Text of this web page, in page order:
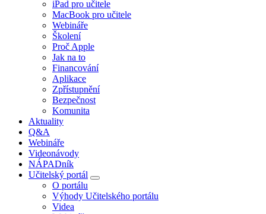
iPad pro učitele
MacBook pro učitele
Webináře
Školení
Proč Apple
Jak na to
Financování
Aplikace
Zpřístupnění
Bezpečnost
Komunita
Aktuality
Q&A
Webináře
Videonávody
NÁPADník
Učitelský portál
O portálu
Výhody Učitelského portálu
Videa